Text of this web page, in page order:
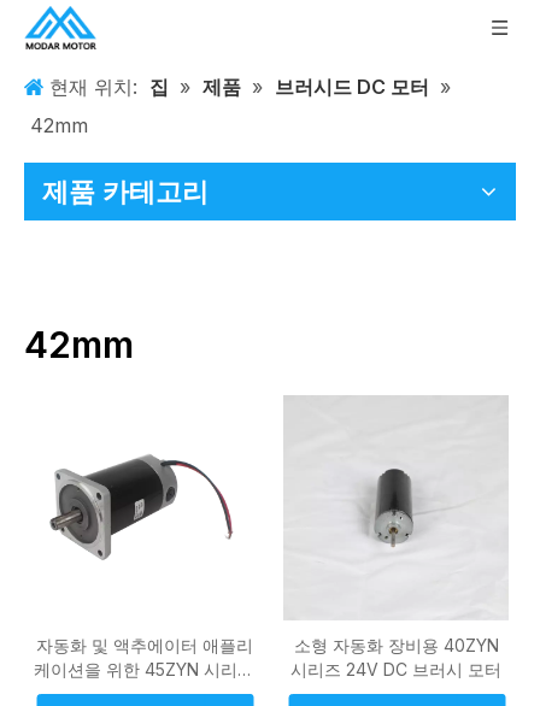
현재 위치: 집 » 제품 » 브러시드 DC 모터 »
42mm
제품 카테고리
42mm
자동화 및 액추에이터 애플리
케이션을 위한 45ZYN 시리즈
24V/28V 브러시형 DC 모터
소형 자동화 장비용 40ZYN
시리즈 24V DC 브러시 모터